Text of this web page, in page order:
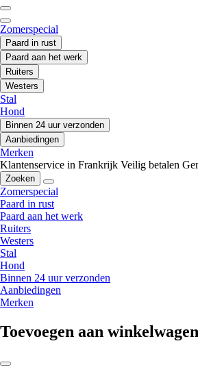
Zomerspecial
Paard in rust
Paard aan het werk
Ruiters
Westers
Stal
Hond
Binnen 24 uur verzonden
Aanbiedingen
Merken
Klantenservice in Frankrijk Veilig betalen
Zoeken
Zomerspecial
Paard in rust
Paard aan het werk
Ruiters
Westers
Stal
Hond
Binnen 24 uur verzonden
Aanbiedingen
Merken
Toevoegen aan